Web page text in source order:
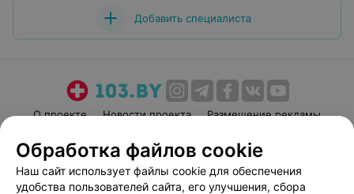
доктору и его команде!Добавить специалиста
О проекте Новости проекта
Размещение рекламы
Пользовательское соглашение
Способы оплаты
Вакансии
Партнеры
Обработка файлов cookie
Наш сайт использует файлы cookie для обеспечения
удобства пользователей сайта, его улучшения, сбора